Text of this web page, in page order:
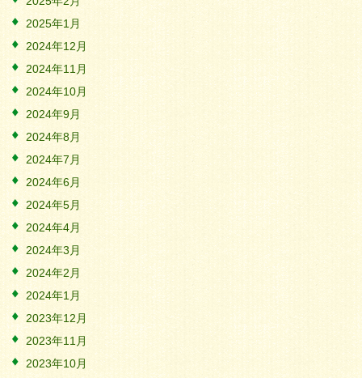
2025年1月
2024年12月
2024年11月
2024年10月
2024年9月
2024年8月
2024年7月
2024年6月
2024年5月
2024年4月
2024年3月
2024年2月
2024年1月
2023年12月
2023年11月
2023年10月